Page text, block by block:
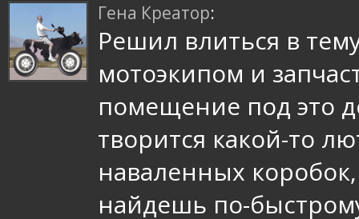
Гена Креатор:
Решил влиться в
мотоэкипом и
помещение под это
творится какой-то
наваленных
найдешь по-